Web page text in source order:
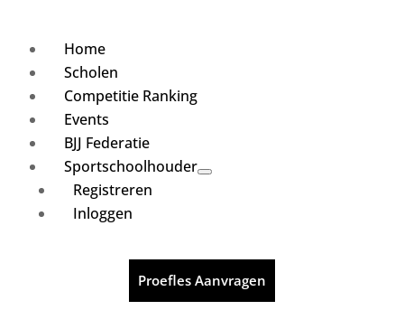
Home
Scholen
Competitie Ranking
Events
BJJ Federatie
Sportschoolhouder
Registreren
Inloggen
Proefles Aanvragen